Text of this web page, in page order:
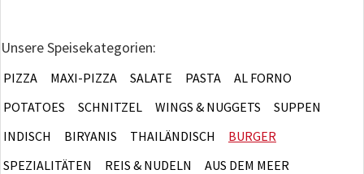
Unsere Speisekategorien:
PIZZA MAXI-PIZZA SALATE PASTA
AL FORNO
POTATOES
SCHNITZEL WINGS & NUGGETS
SUPPEN
INDISCH
BIRYANIS THAILÄNDISCH
BURGER
SPEZIALITÄTEN
REIS & NUDELN
AUS DEM MEER